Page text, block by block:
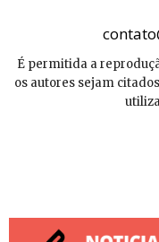
É permitida a
os autores sejam